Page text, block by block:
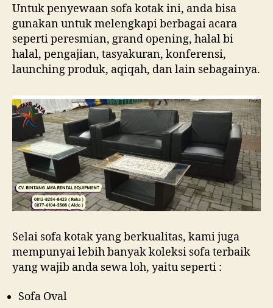
Untuk penyewaan sofa kotak ini, anda bisa
gunakan untuk melengkapi berbagai acara
seperti peresmian, grand opening, halal bi
halal, pengajian, tasyakuran, konferensi,
launching produk, aqiqah, dan lain sebagainya.
Selai sofa kotak yang berkualitas, kami juga
mempunyai lebih banyak koleksi sofa terbaik
yang wajib anda sewa loh, yaitu seperti :
Sofa Oval